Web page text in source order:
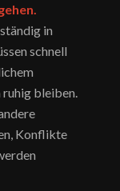
in
schnell
bleiben.
Konflikte